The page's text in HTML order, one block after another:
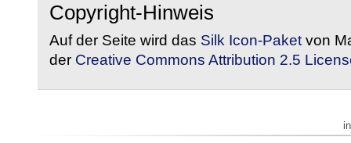
Copyright-Hinweis
Auf der Seite wird das Silk Icon-Paket von
der Creative Commons Attribution 2.5